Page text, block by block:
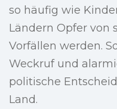
so häufig wie
Ländern Opfer von
Vorfällen werden.
Weckruf und
politische
Land.